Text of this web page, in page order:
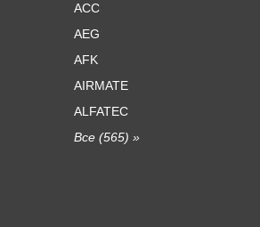
ACC
AEG
AFK
AIRMATE
ALFATEC
Все (565) »